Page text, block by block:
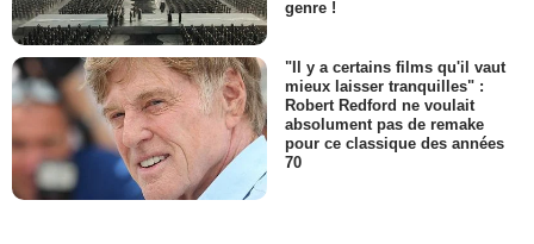
genre !
"Il y a certains films qu'il vaut
mieux laisser tranquilles" :
Robert Redford ne voulait
absolument pas de remake
pour ce classique des années
70